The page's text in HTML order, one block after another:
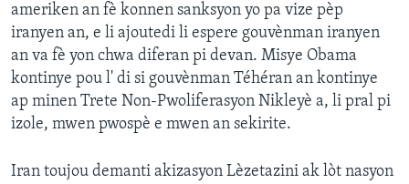
ameriken an fè konnen sanksyon yo pa vize pèp
iranyen an, e li ajoutedi li espere gouvènman iranyen
an va fè yon chwa diferan pi devan. Misye Obama
kontinye pou l' di si gouvènman Téhéran an kontinye
ap minen Trete Non-Pwoliferasyon Nikleyè a, li pral pi
izole, mwen pwospè e mwen an sekirite.
Iran toujou demanti akizasyon Lèzetazini ak lòt nasyon